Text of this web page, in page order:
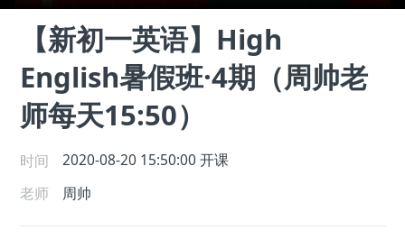
【新初一英语】High
English暑假班·4期（周帅老
师每天15:50）
时间 2020-08-20 15:50:00 开课
老师
周帅